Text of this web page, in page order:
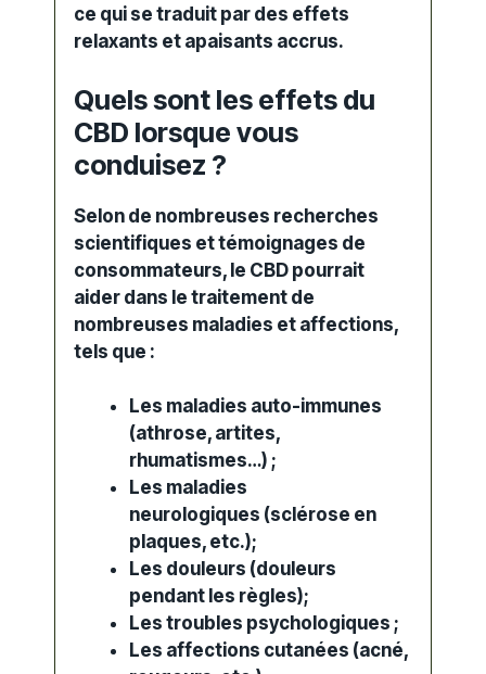
ce qui se traduit par des effets
relaxants et apaisants accrus.
Quels sont les effets du
CBD lorsque vous
conduisez ?
Selon de nombreuses recherches
scientifiques et témoignages de
consommateurs, le CBD pourrait
aider dans le traitement de
nombreuses maladies et affections,
tels que :
Les maladies auto-immunes
(athrose, artites,
rhumatismes…) ;
Les maladies
neurologiques (sclérose en
plaques, etc.);
Les douleurs (douleurs
pendant les règles);
Les troubles psychologiques ;
Les affections cutanées (acné,